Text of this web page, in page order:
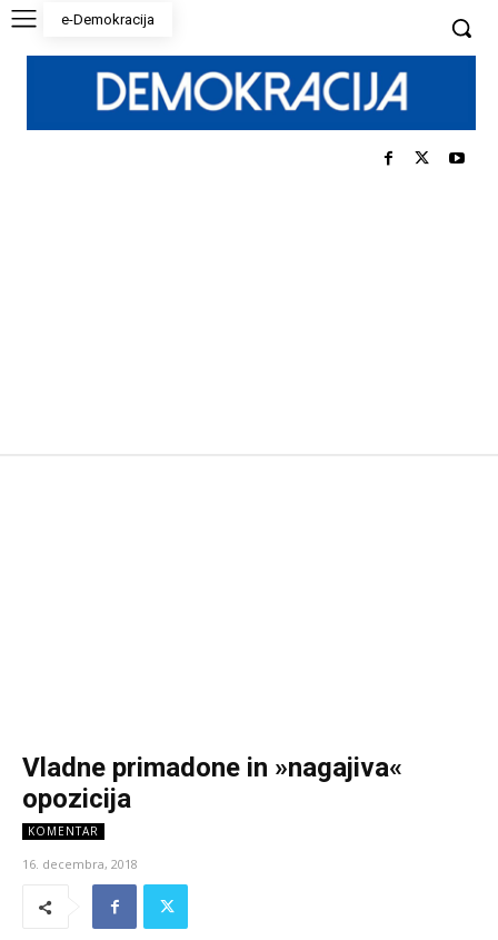
e-Demokracija
Vladne primadone in »nagajiva«
opozicija
KOMENTAR
16. decembra, 2018